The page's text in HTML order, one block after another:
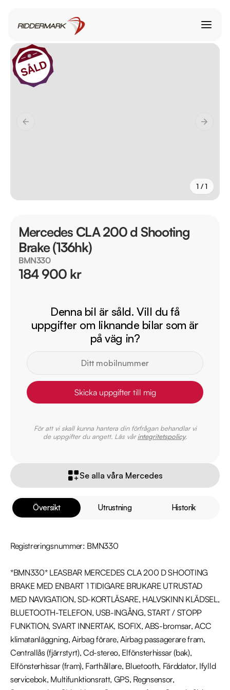
1 / 1
Översikt Utrustning Historik
Registreringsnummer: BMN330
*BMN330* LEASBAR MERCEDES CLA 200 D SHOOTING
BRAKE MED ENBART 1 TIDIGARE BRUKARE UTRUSTAD
MED NAVIGATION, SD-KORTLÄSARE, HALVSKINN KLÄDSEL,
BLUETOOTH-TELEFON, USB-INGÅNG, START / STOPP
FUNKTION, SVART INNERTAK, ISOFIX, ABS-bromsar, ACC
klimatanläggning, Airbag förare, Airbag passagerare fram,
Centrallås (fjärrstyrt), Cd-stereo, Elfönsterhissar (bak),
Elfönsterhissar (fram), Farthållare, Bluetooth, Färddator, Ifylld
servicebok, Multifunktionsratt, GPS, Regnsensor,
Mercedes CLA 200 d Shooting
Brake (136hk)
BMN330
184 900 kr
Denna bil är såld. Vill du få
uppgifter om liknande bilar som är
på väg in?
Skicka uppgifter till mig
För att vi skall kunna hantera din förfrågan behandlar vi
de uppgifter du angett. Läs vårintegritetspolicy.
Se alla våra Mercedes